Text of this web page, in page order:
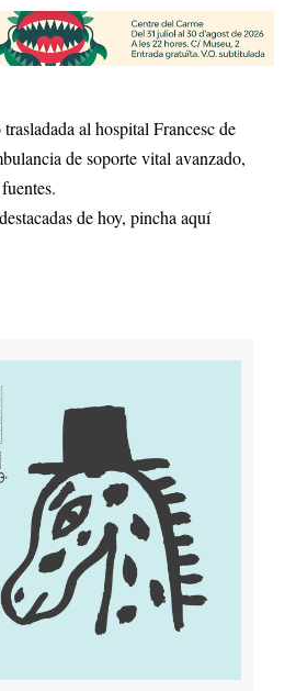
al hospital Francesc de
de soporte vital avanzado,
de hoy, pincha aquí